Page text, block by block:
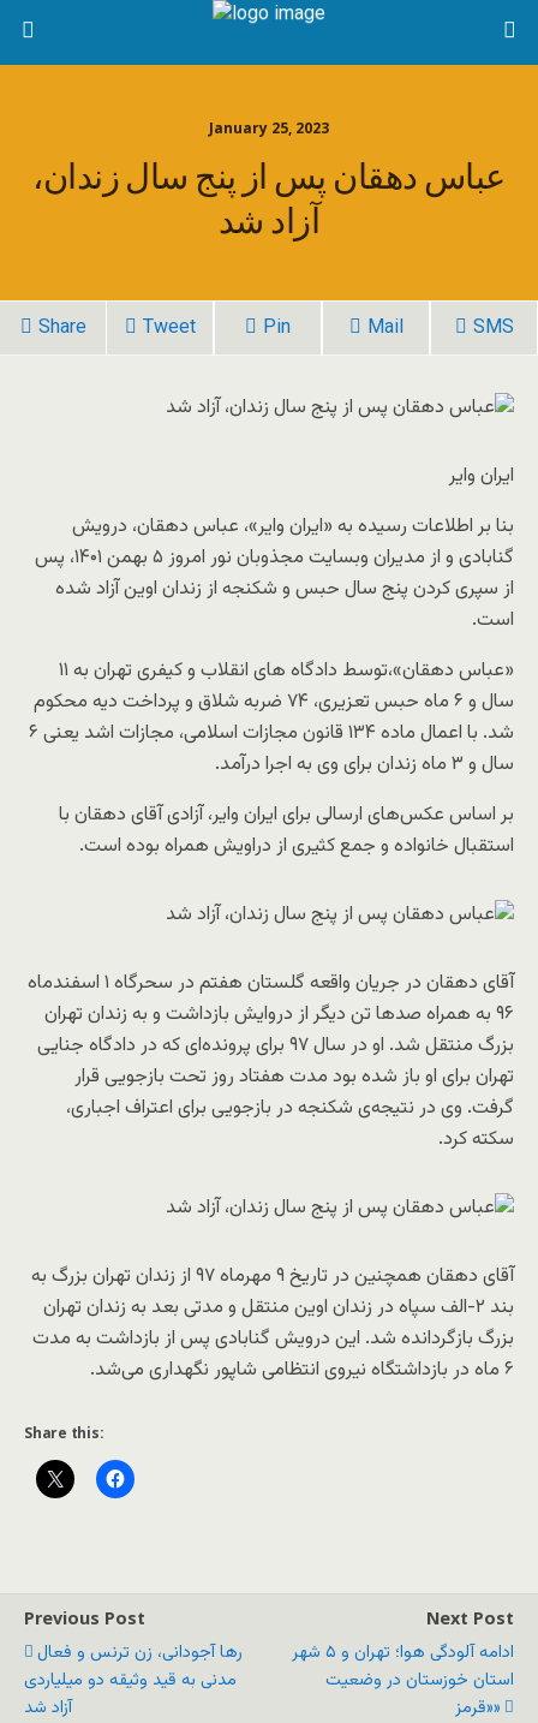
January 25, 2023
عباس دهقان پس از پنج سال زندان،
آزاد شد
Share Tweet Pin Mail SMS
ایران وایر
بنا بر اطلاعات رسیده به «ایران وایر»، عباس دهقان، درویش
گنابادی و از مدیران وبسایت مجذوبان نور امروز ۵ بهمن ۱۴۰۱، پس
از سپری کردن پنج سال حبس و شکنجه از زندان اوین آزاد شده
است.
«عباس دهقان»،توسط دادگاه‌ های انقلاب و کیفری تهران به ۱۱
سال و ۶ ماه حبس تعزیری، ۷۴ ضربه شلاق و پرداخت دیه محکوم
شد. با اعمال ماده ۱۳۴ قانون مجازات اسلامی، مجازات اشد یعنی ۶
سال و ۳ ماه زندان برای وی به اجرا درآمد.
بر اساس عکس‌های ارسالی برای ایران وایر، آزادی آقای دهقان با
استقبال خانواده و جمع کثیری از دراویش همراه بوده است.
آقای دهقان در جریان واقعه گلستان هفتم در سحرگاه ۱ اسفندماه
۹۶ به همراه صدها تن دیگر از دروایش بازداشت و به زندان تهران
بزرگ منتقل شد. او در سال ۹۷ برای پرونده‌‌ای که در دادگاه جنایی
تهران برای او باز شده بود مدت هفتاد روز تحت بازجویی قرار
گرفت. وی در نتیجه‌ی شکنجه در بازجویی برای اعتراف اجباری،
سکته کرد.
آقای دهقان همچنین در تاریخ ۹ مهرماه ۹۷ از زندان تهران بزرگ به
بند ۲-الف سپاه در زندان اوین منتقل و مدتی بعد به زندان تهران
بزرگ بازگردانده شد. این درویش گنابادی پس از بازداشت به مدت
۶ ماه در بازداشتگاه نیروی انتظامی شاپور نگهداری می‌شد.
Share this:
Previous Post
رها آجودانی، زن ترنس و فعال
مدنی به قید وثیقه دو میلیاردی
آزاد شد
Next Post
ادامه آلودگی هوا؛ تهران و ۵ شهر
استان خوزستان در وضعیت
«قرمز»